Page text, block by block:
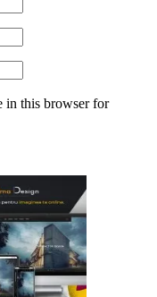
in this browser for